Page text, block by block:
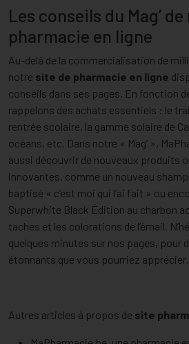
Les conseils du Mag’
pharmacie en ligne
Au-delà de la commercialisation de
notre site de pharmacie en ligne
conseils dans ses pages. En fonction
rappelons des achats essentiels : le
rentrée scolaire, la gamme solaire de
océans, etc. Dans notre « Mag’ »,
aussi découvrir de nouveaux produits
innovantes, comme un nouveau
baptisé « c’est moi qui l’ai fait » ou
Superwhite Black Édition au charbon
taches et les colorations de l’émail.
quelques minutes sur nos pages, pour
étonnants que vous pourriez apprécier…
Autres articles à propos de site